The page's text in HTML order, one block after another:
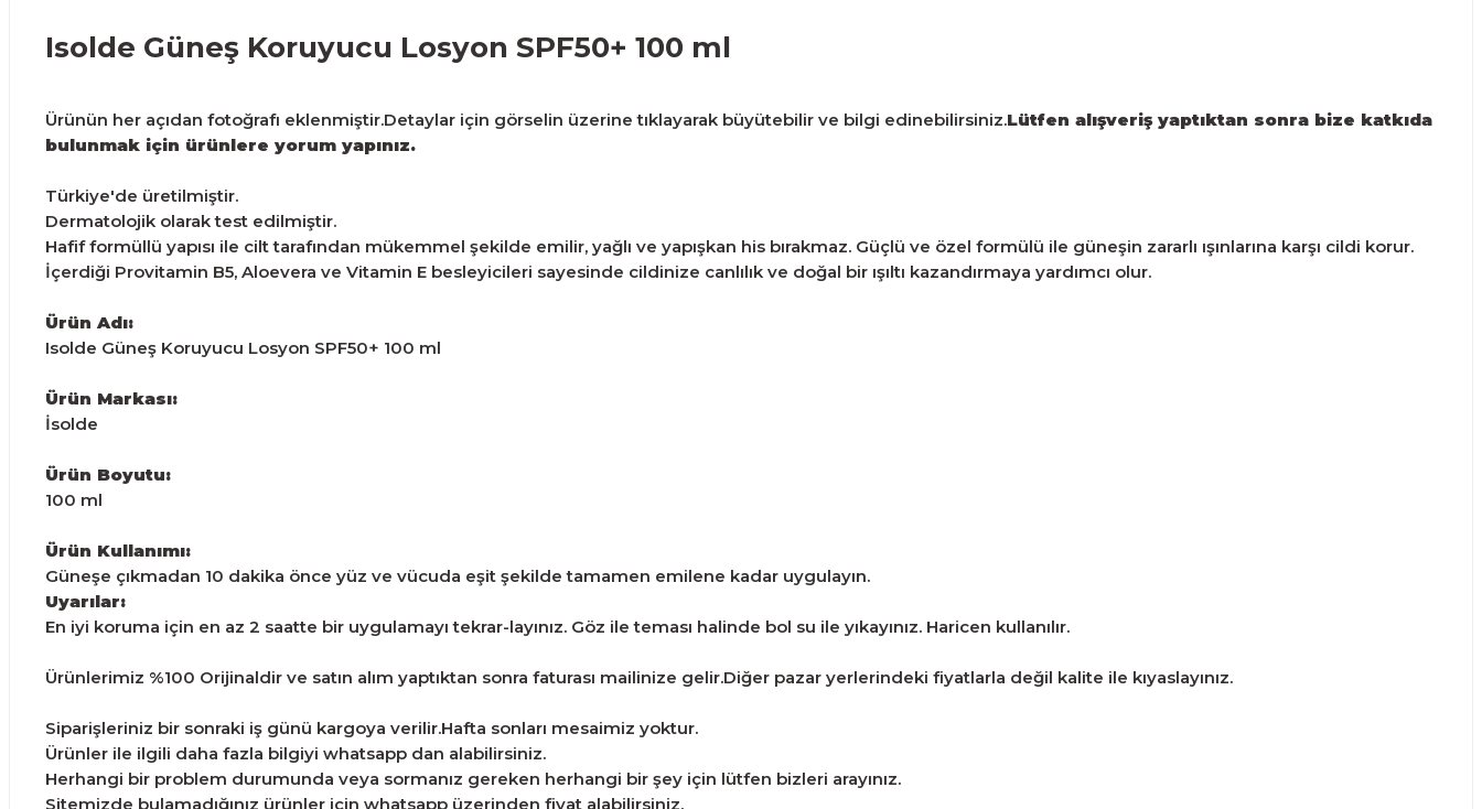
Isolde Güneş Koruyucu Losyon SPF50+ 100 ml
Ürünün her açıdan fotoğrafı eklenmiştir.Detaylar için görselin üzerine tıklayarak büyütebilir ve bilgi edinebilirsiniz.Lütfen alışveriş yaptıktan sonra bize katkıda
bulunmak için ürünlere yorum yapınız.
Türkiye'de üretilmiştir.
Dermatolojik olarak test edilmiştir.
Hafif formüllü yapısı ile cilt tarafından mükemmel şekilde emilir, yağlı ve yapışkan his bırakmaz. Güçlü ve özel formülü ile güneşin zararlı ışınlarına karşı cildi korur.
İçerdiği Provitamin B5, Aloevera ve Vitamin E besleyicileri sayesinde cildinize canlılık ve doğal bir ışıltı kazandırmaya yardımcı olur.
Ürün Adı:
Isolde Güneş Koruyucu Losyon SPF50+ 100 ml
Ürün Markası:
İsolde
Ürün Boyutu:
100 ml
Ürün Kullanımı:
Güneşe çıkmadan 10 dakika önce yüz ve vücuda eşit şekilde tamamen emilene kadar uygulayın.
Uyarılar:
En iyi koruma için en az 2 saatte bir uygulamayı tekrar-layınız. Göz ile teması halinde bol su ile yıkayınız. Haricen kullanılır.
Ürünlerimiz %100 Orijinaldir ve satın alım yaptıktan sonra faturası mailinize gelir.Diğer pazar yerlerindeki fiyatlarla değil kalite ile kıyaslayınız.
Siparişleriniz bir sonraki iş günü kargoya verilir.Hafta sonları mesaimiz yoktur.
Ürünler ile ilgili daha fazla bilgiyi whatsapp dan alabilirsiniz.
Herhangi bir problem durumunda veya sormanız gereken herhangi bir şey için lütfen bizleri arayınız.
Sitemizde bulamadığınız ürünler için whatsapp üzerinden fiyat alabilirsiniz.